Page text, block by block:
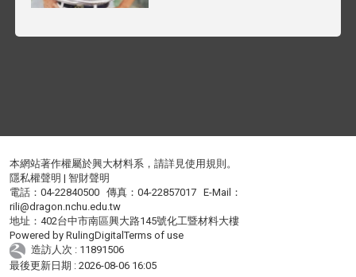
本網站著作權屬於興大材料系，請詳見使用規則 。
隱私權聲明 |智財聲明
電話：04-22840500 傳真：04-22857017 E-Mail：
rili@dragon.nchu.edu.tw
地址：402台中市南區興大路145號化工暨材料大樓
Powered byRulingDigitalTerms of use
造訪人次 : 11891506
最後更新日期 :2026-08-06 16:05